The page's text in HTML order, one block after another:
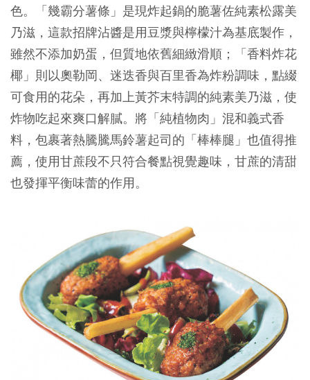
色。「幾霸分薯條」是現炸起鍋的脆薯佐純素松露美
乃滋，這款招牌沾醬是用豆漿與檸檬汁為基底製作，
雖然不添加奶蛋，但質地依舊細緻滑順；「香料炸花
椰」則以奧勒岡、迷迭香與百里香為炸粉調味，點綴
可食用的花朵，再加上黃芥末特調的純素美乃滋，使
炸物吃起來爽口解膩。將「純植物肉」混和義式香
料，包裹著熱騰騰馬鈴薯起司的「棒棒腿」也值得推
薦，使用甘蔗段不只符合餐點視覺趣味，甘蔗的清甜
也發揮平衡味蕾的作用。